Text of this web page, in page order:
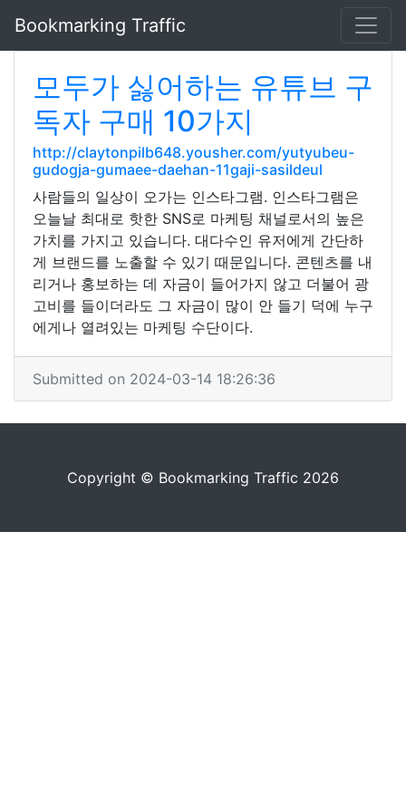
Bookmarking Traffic
모두가 싫어하는 유튜브 구
독자 구매 10가지
http://claytonpilb648.yousher.com/yutyubeu-
gudogja-gumaee-daehan-11gaji-sasildeul
사람들의 일상이 오가는 인스타그램. 인스타그램은
오늘날 최대로 핫한 SNS로 마케팅 채널로서의 높은
가치를 가지고 있습니다. 대다수인 유저에게 간단하
게 브랜드를 노출할 수 있기 때문입니다. 콘텐츠를 내
리거나 홍보하는 데 자금이 들어가지 않고 더불어 광
고비를 들이더라도 그 자금이 많이 안 들기 덕에 누구
에게나 열려있는 마케팅 수단이다.
Submitted on 2024-03-14 18:26:36
Copyright © Bookmarking Traffic 2026